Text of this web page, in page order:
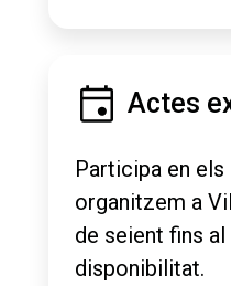
Actes
Participa en
organitzem a
de seient fins
disponibilitat.